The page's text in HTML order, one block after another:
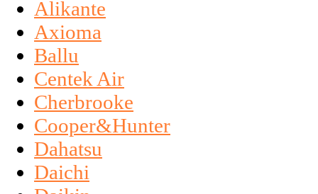
Alikante
Axioma
Ballu
Centek Air
Cherbrooke
Cooper&Hunter
Dahatsu
Daichi